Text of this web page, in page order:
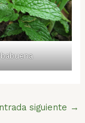
siguiente →